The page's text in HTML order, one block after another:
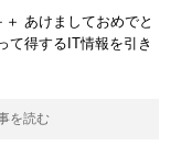
＋ あけましておめでと
て得するIT情報を引き
を読む